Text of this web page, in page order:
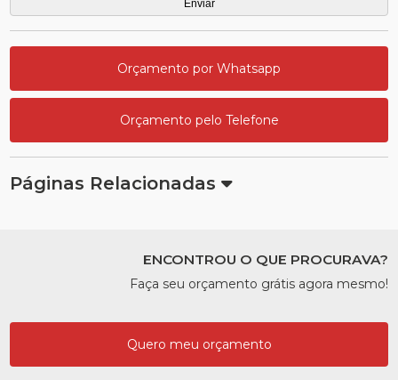
Orçamento por Whatsapp
Orçamento pelo Telefone
Páginas Relacionadas
ENCONTROU O QUE PROCURAVA?
Faça seu orçamento grátis agora mesmo!
Quero meu orçamento